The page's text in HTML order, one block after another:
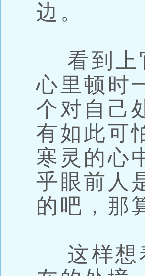
边。
看到上
心里顿时
个对自己
有如此可
寒灵的心
乎眼前人
的吧，那
这样想